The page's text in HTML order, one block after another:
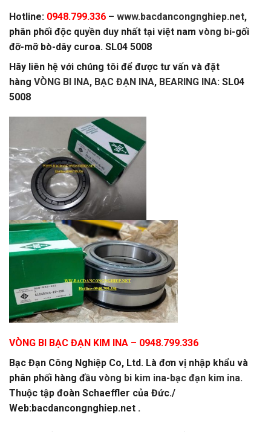
Hotline: 0948.799.336 – www.bacdancongnghiep.net,
phân phối độc quyền duy nhất tại việt nam vòng bi-gối
đỡ-mỡ bò-dây curoa. SL04 5008
Hãy liên hệ với chúng tôi để được tư vấn và đặt
hàng VÒNG BI INA, BẠC ĐẠN INA, BEARING INA: SL04
5008
VÒNG BI BẠC ĐẠN KIM INA – 0948.799.336
Bạc Đạn Công Nghiệp Co, Ltd. Là đơn vị nhập khẩu và
phân phối hàng đầu vòng bi kim ina-bạc đạn kim ina.
Thuộc tập đoàn Schaeffler của Đức./
Web:bacdancongnghiep.net .